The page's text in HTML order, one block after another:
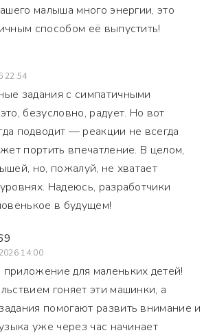
малыша много энергии, это
способом её выпустить!
22:54
задания с симпатичными
безусловно, радует. Но вот
подводит — реакции не всегда
портить впечатление. В целом,
но, пожалуй, не хватает
Надеюсь, разработчики
в будущем!
14:00
для маленьких детей!
гоняет эти машинки, а
помогают развить внимание и
уже через час начинает